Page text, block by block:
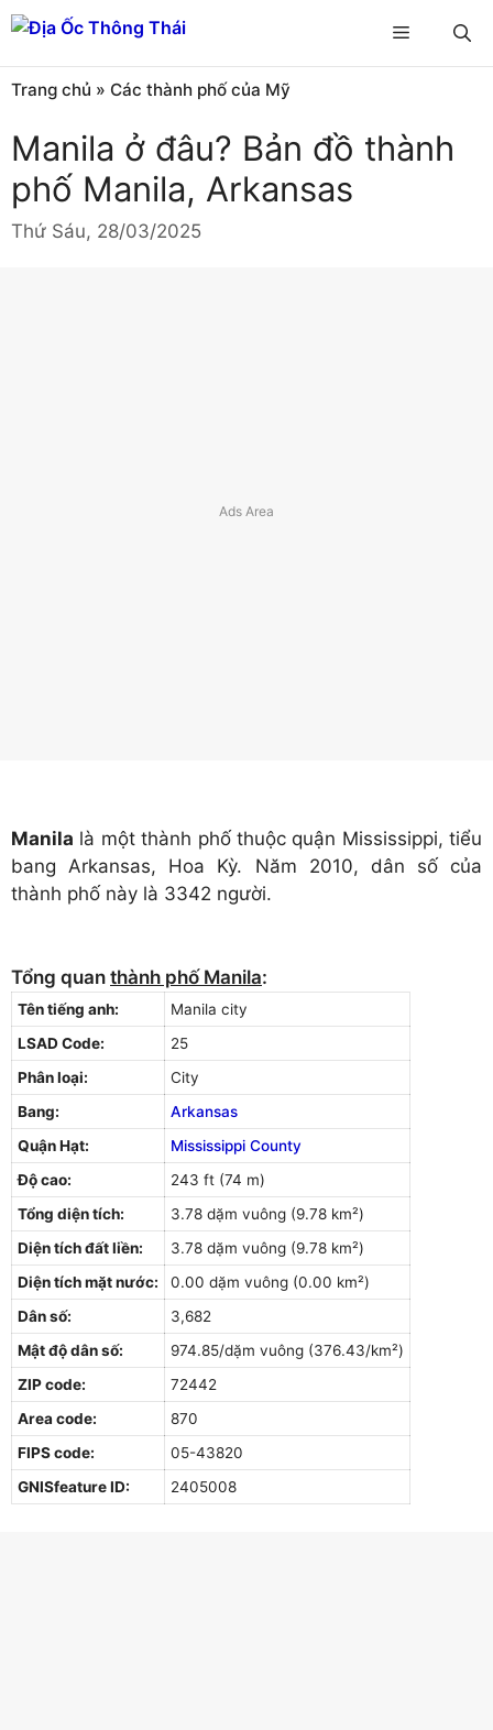
Chuyển
đến
nội
dung
Menu
Trang chủ » Các thành phố của Mỹ
Manila ở đâu? Bản đồ thành
phố Manila, Arkansas
Thứ Sáu, 28/03/2025
Manila là một thành phố thuộc quận Mississippi, tiểu
bang Arkansas, Hoa Kỳ. Năm 2010, dân số của
thành phố này là 3342 người.
Tổng quan thành phố Manila:
Tên tiếng anh:
Manila city
LSAD Code:
25
Phân loại:
City
Bang:
Arkansas
Quận Hạt:
Mississippi County
Độ cao:
243 ft (74 m)
Tổng diện tích:
3.78 dặm vuông (9.78 km²)
Diện tích đất liền:
3.78 dặm vuông (9.78 km²)
Diện tích mặt nước:
0.00 dặm vuông (0.00 km²)
Dân số:
3,682
Mật độ dân số:
974.85/dặm vuông (376.43/km²)
ZIP code:
72442
Area code:
870
FIPS code:
05-43820
GNISfeature ID:
2405008